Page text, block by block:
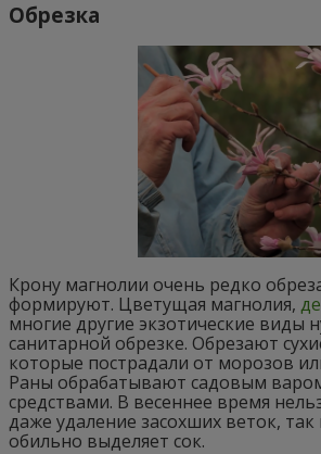
Обрезка
Крону магнолии очень редко
формируют. Цветущая магнолия,
многие другие экзотические виды
санитарной обрезке. Обрезают
которые пострадали от морозов
Раны обрабатывают садовым
средствами. В весеннее время
даже удаление засохших веток, так
обильно выделяет сок.